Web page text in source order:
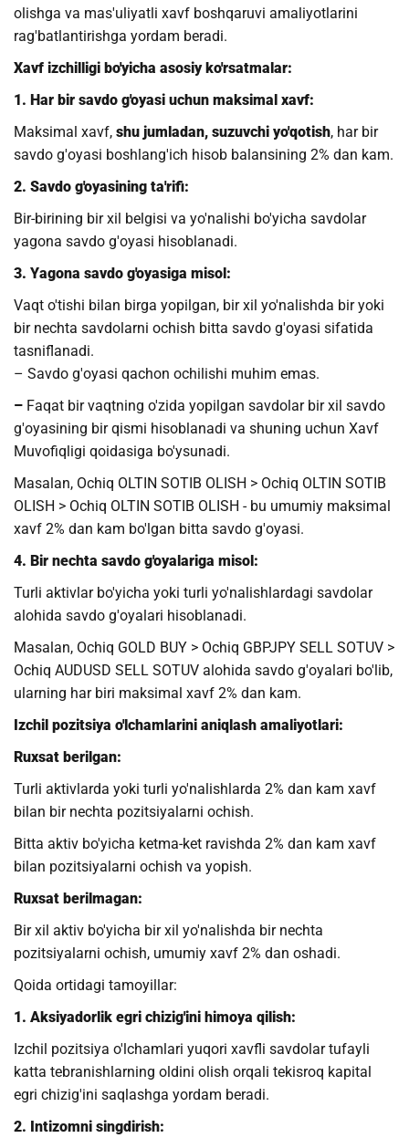
olishga va mas'uliyatli xavf boshqaruvi amaliyotlarini
rag'batlantirishga yordam beradi.
Xavf izchilligi bo'yicha asosiy ko'rsatmalar:
1. Har bir savdo g'oyasi uchun maksimal xavf:
Maksimal xavf, shu jumladan, suzuvchi yo'qotish, har bir
savdo g'oyasi boshlang'ich hisob balansining 2% dan kam.
2. Savdo g'oyasining ta'rifi:
Bir-birining bir xil belgisi va yo'nalishi bo'yicha savdolar
yagona savdo g'oyasi hisoblanadi.
3. Yagona savdo g'oyasiga misol:
Vaqt o'tishi bilan birga yopilgan, bir xil yo'nalishda bir yoki
bir nechta savdolarni ochish bitta savdo g'oyasi sifatida
tasniflanadi.
– Savdo g'oyasi qachon ochilishi muhim emas.
– Faqat bir vaqtning o'zida yopilgan savdolar bir xil savdo
g'oyasining bir qismi hisoblanadi va shuning uchun Xavf
Muvofiqligi qoidasiga bo'ysunadi.
Masalan, Ochiq OLTIN SOTIB OLISH > Ochiq OLTIN SOTIB
OLISH > Ochiq OLTIN SOTIB OLISH - bu umumiy maksimal
xavf 2% dan kam bo'lgan bitta savdo g'oyasi.
4. Bir nechta savdo g'oyalariga misol:
Turli aktivlar bo'yicha yoki turli yo'nalishlardagi savdolar
alohida savdo g'oyalari hisoblanadi.
Masalan, Ochiq GOLD BUY > Ochiq GBPJPY SELL SOTUV >
Ochiq AUDUSD SELL SOTUV alohida savdo g'oyalari bo'lib,
ularning har biri maksimal xavf 2% dan kam.
Izchil pozitsiya o'lchamlarini aniqlash amaliyotlari:
Ruxsat berilgan:
Turli aktivlarda yoki turli yo'nalishlarda 2% dan kam xavf
bilan bir nechta pozitsiyalarni ochish.
Bitta aktiv bo'yicha ketma-ket ravishda 2% dan kam xavf
bilan pozitsiyalarni ochish va yopish.
Ruxsat berilmagan:
Bir xil aktiv bo'yicha bir xil yo'nalishda bir nechta
pozitsiyalarni ochish, umumiy xavf 2% dan oshadi.
Qoida ortidagi tamoyillar:
1. Aksiyadorlik egri chizig'ini himoya qilish:
Izchil pozitsiya o'lchamlari yuqori xavfli savdolar tufayli
katta tebranishlarning oldini olish orqali tekisroq kapital
egri chizig'ini saqlashga yordam beradi.
2. Intizomni singdirish: